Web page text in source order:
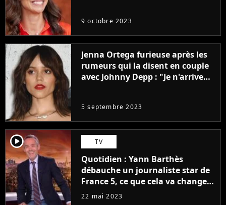
9 octobre 2023
Jenna Ortega furieuse après les
rumeurs qui la disent en couple
avec Johnny Depp : "Je n'arrive
5 septembre 2023
player2 TV
Quotidien : Yann Barthès
débauche un journaliste star de
France 5, ce que cela va changer
à la rentrée
22 mai 2023